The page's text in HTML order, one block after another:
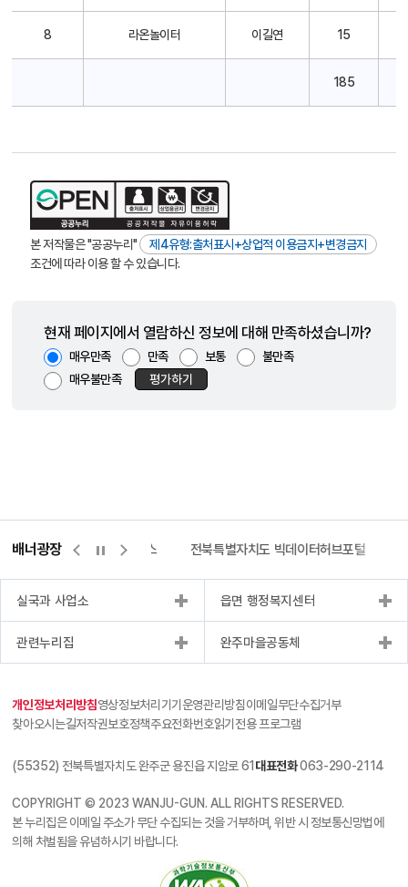
명
,
185
8 라온놀이터 이길연 15
본 저작물은 "공공누리"
제4유형:출처표시+상업적 이용금지+변경금지
조건에 따라 이용 할 수 있습니다.
현재 페이지에서 열람하신 정보에 대해 만족하셨습니까?
매우만족 만족 보통
불만족
매우불만족
평가하기
배너광장
량바로처리센터 위택스 전북특별자치도 빅데이터허브포털
실국과 사업소 읍면 행정복지센터
관련누리집 완주마을공동체
개인정보처리방침영상정보처리기기운영관리방침이메일무단수집거부
찾아오시는길저작권보호정책주요전화번호읽기전용 프로그램
(55352) 전북특별자치도 완주군 용진읍 지암로 61 대표전화063-290-2114
COPYRIGHT © 2023 WANJU-GUN. ALL RIGHTS RESERVED.
본 누리집은 이메일 주소가 무단 수집되는 것을 거부하며, 위반 시 정보통신망법에
의해 처벌됨을 유념하시기 바랍니다.